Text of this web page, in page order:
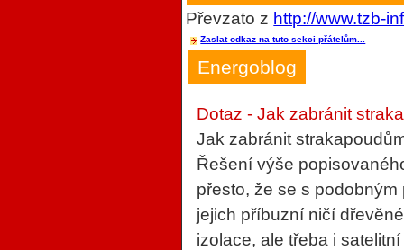
Převzato z http://www.tzb-
Zaslat odkaz na tuto sekci přátelům...
Energoblog
Dotaz - Jak zabránit
Jak zabránit
Řešení výše
přesto, že se s
jejich příbuzní ničí
izolace, ale třeba i